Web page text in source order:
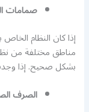
صمامات
إذا كان النظام
مناطق مختلفة من
بشكل صحيح. إذا
الصرف